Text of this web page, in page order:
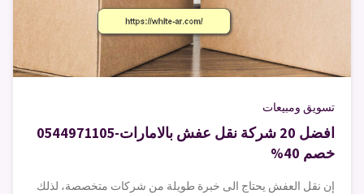
تسويق ومبيعات
افضل 20 شركة نقل عفش بالامارات-0544971105
خصم 40%
إن نقل العفش يحتاج الى خبرة طويلة من شركات متخصصة، لذلك